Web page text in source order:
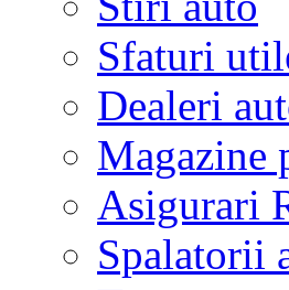
Sfaturi
Dealeri
Magazine
Asigurari
Spalatorii